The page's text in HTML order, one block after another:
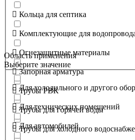
Кольца для септика
Комплектующие для
Огнезащитные материалы
Запорная арматура
Трубы РВК
Трубы для горячей воды
Трубы для холодного
Область применения
Выберите значение
Для холодильного и другого
Для технических помещений
Для автомобилей